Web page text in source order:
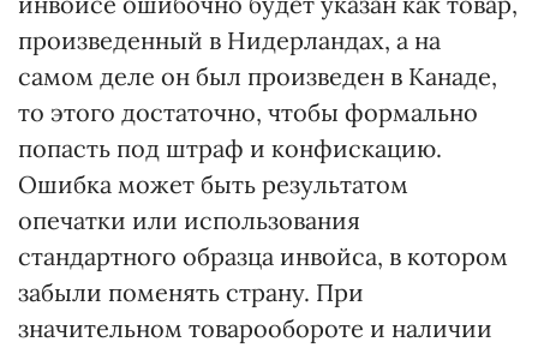
произведенный в Нидерландах, а на
самом деле он был произведен в Канаде,
то этого достаточно, чтобы формально
попасть под штраф и конфискацию.
Ошибка может быть результатом
опечатки или использования
стандартного образца инвойса, в котором
забыли поменять страну. При
значительном товарообороте и наличии